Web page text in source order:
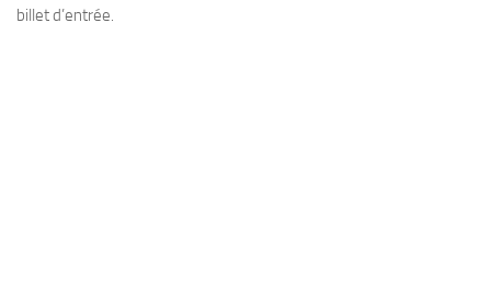
billet d’entrée.